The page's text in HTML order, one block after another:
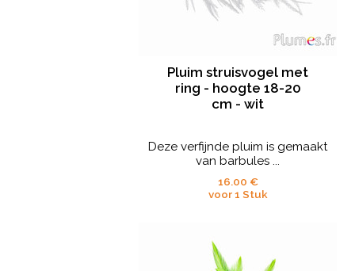
Pluim struisvogel met
ring - hoogte 18-20
cm - wit
Deze verfijnde pluim is gemaakt
van barbules ...
16.00 €
voor 1 Stuk